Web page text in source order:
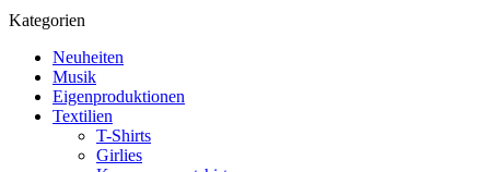
Kategorien
Neuheiten
Musik
Eigenproduktionen
Textilien
T-Shirts
Girlies